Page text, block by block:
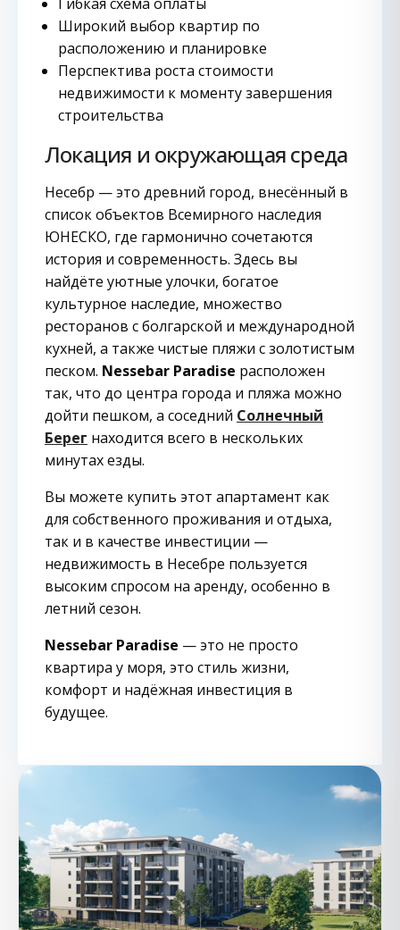
Широкий выбор квартир по
расположению и планировке
Перспектива роста стоимости
недвижимости к моменту завершения
строительства
Локация и окружающая среда
Несебр — это древний город, внесённый в
список объектов Всемирного наследия
ЮНЕСКО, где гармонично сочетаются
история и современность. Здесь вы
найдёте уютные улочки, богатое
культурное наследие, множество
ресторанов с болгарской и международной
кухней, а также чистые пляжи с золотистым
песком. Nessebar Paradise расположен
так, что до центра города и пляжа можно
дойти пешком, а соседний Солнечный
Берег находится всего в нескольких
минутах езды.
Вы можете купить этот апартамент как
для собственного проживания и отдыха,
так и в качестве инвестиции —
недвижимость в Несебре пользуется
высоким спросом на аренду, особенно в
летний сезон.
Nessebar Paradise — это не просто
квартира у моря, это стиль жизни,
комфорт и надёжная инвестиция в
будущее.